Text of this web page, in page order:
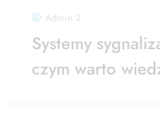
Admin 2
Systemy
czym warto